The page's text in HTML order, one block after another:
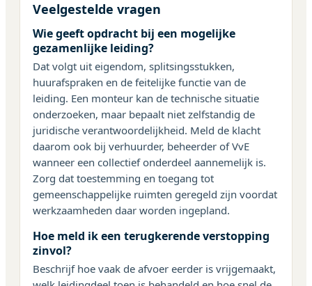
Veelgestelde vragen
Wie geeft opdracht bij een mogelijke
gezamenlijke leiding?
Dat volgt uit eigendom, splitsingsstukken,
huurafspraken en de feitelijke functie van de
leiding. Een monteur kan de technische situatie
onderzoeken, maar bepaalt niet zelfstandig de
juridische verantwoordelijkheid. Meld de klacht
daarom ook bij verhuurder, beheerder of VvE
wanneer een collectief onderdeel aannemelijk is.
Zorg dat toestemming en toegang tot
gemeenschappelijke ruimten geregeld zijn voordat
werkzaamheden daar worden ingepland.
Hoe meld ik een terugkerende verstopping
zinvol?
Beschrijf hoe vaak de afvoer eerder is vrijgemaakt,